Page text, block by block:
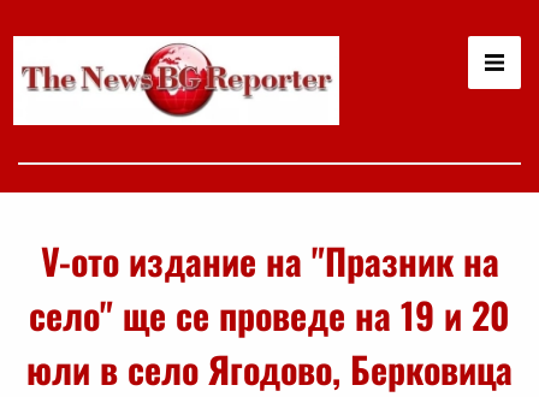
V-ото издание на "Празник на
село" ще се проведе на 19 и 20
юли в село Ягодово, Берковица